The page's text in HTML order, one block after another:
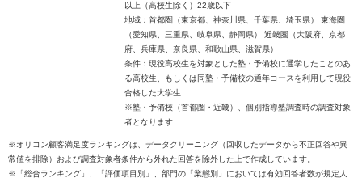
以上（高校生除く）22歳以下
地域：首都圏（東京都、神奈川県、千葉県、埼玉県） 東海圏
（愛知県、三重県、岐阜県、静岡県） 近畿圏（大阪府、京都
府、兵庫県、奈良県、和歌山県、滋賀県）
条件：現役高校生を対象とした塾・予備校に通学したことのあ
る高校生、もしくは同塾・予備校の通年コースを利用して現役
合格した大学生
※塾・予備校（首都圏・近畿）、個別指導塾調査時の調査対象
者となります
※オリコン顧客満足度ランキングは、データクリーニング（回収したデータから不正回答や異
常値を排除）および調査対象者条件から外れた回答を除外した上で作成しています。
※「総合ランキング」、「評価項目別」、部門の「業態別」においては有効回答者数が規定人